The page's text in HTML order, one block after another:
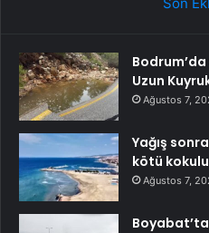
Uzun
Ağustos 7,
Yağış
kötü
Ağustos 7,
Boyabat’ta